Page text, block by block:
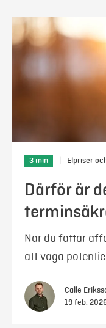
3 min Elpriser
Därför är
När du fattar
att väga
Calle
19 feb,